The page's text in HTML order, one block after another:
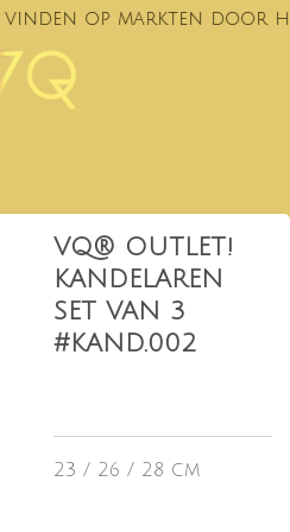
op markten door
VQ® OUTLET!
KANDELAREN
SET VAN 3
#KAND.002
23 / 26 / 28 cm